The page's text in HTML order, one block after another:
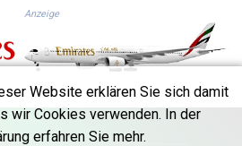
Website erklären Sie sich damit
wir Cookies verwenden. In der
erfahren Sie mehr.
LTL 3.413768
LYD 7.358849
MAD 10.757887
MDL 20.102303
MGA 4982.944983
MKD 61.70777
Anzeige